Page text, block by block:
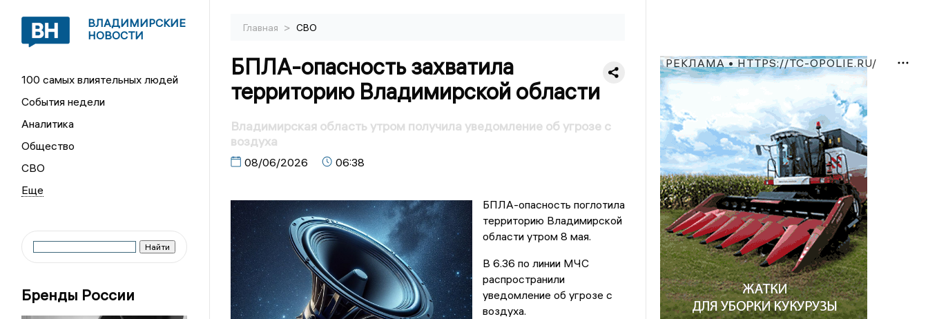
ВЛАДИМИРСКИЕ
НОВОСТИ
100 самых влиятельных людей
События недели
Аналитика
Общество
СВО
Бренды России
Главная > СВО
БПЛА-опасность захватила
территорию Владимирской области
Владимирская область утром получила уведомление об угрозе с
воздуха
08/06/2026 06:38
БПЛА-опасность поглотила
территорию Владимирской
области утром 8 мая.
В 6.36 по линии МЧС
распространили
уведомление об угрозе с
воздуха.
РЕКЛАМА • HTTPS://TC-OPOLIE.RU/